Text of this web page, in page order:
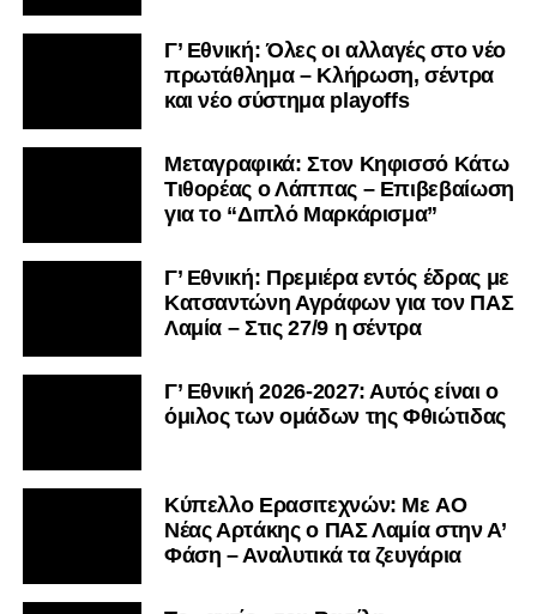
Γ’ Εθνική: Όλες οι αλλαγές στο νέο
πρωτάθλημα – Κλήρωση, σέντρα
και νέο σύστημα playoffs
Μεταγραφικά: Στον Κηφισσό Κάτω
Τιθορέας ο Λάππας – Επιβεβαίωση
για το “Διπλό Μαρκάρισμα”
Γ’ Εθνική: Πρεμιέρα εντός έδρας με
Κατσαντώνη Αγράφων για τον ΠΑΣ
Λαμία – Στις 27/9 η σέντρα
Γ’ Εθνική 2026-2027: Αυτός είναι ο
όμιλος των ομάδων της Φθιώτιδας
Kύπελλο Ερασιτεχνών: Με AO
Nέας Αρτάκης ο ΠΑΣ Λαμία στην Α’
Φάση – Αναλυτικά τα ζευγάρια